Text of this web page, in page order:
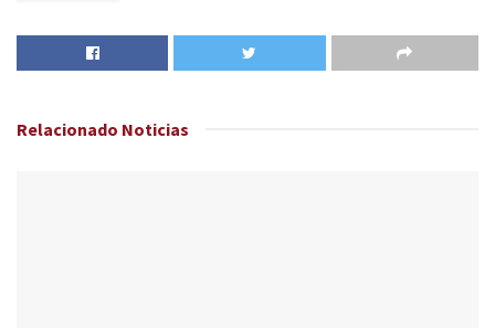
Relacionado Noticias